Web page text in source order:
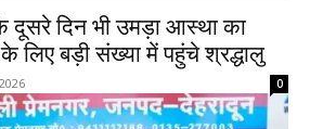
दूसरे दिन भी उमड़ा आस्था का
लिए बड़ी संख्या में पहुंचे श्रद्धालु
0